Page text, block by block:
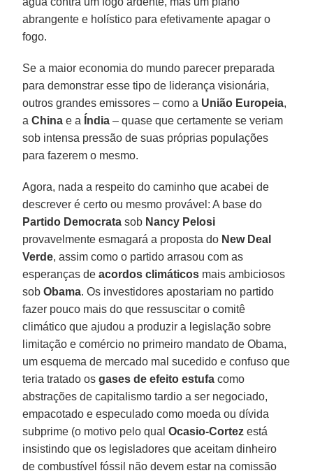
abrangente e holístico para efetivamente apagar o
fogo.
Se a maior economia do mundo parecer preparada
para demonstrar esse tipo de liderança visionária,
outros grandes emissores – como a União Europeia,
aChina e a Índia – quase que certamente se veriam
sob intensa pressão de suas próprias populações
para fazerem o mesmo.
Agora, nada a respeito do caminho que acabei de
descrever é certo ou mesmo provável: A base do
Partido Democrata sob Nancy Pelosi
provavelmente esmagará a proposta do New Deal
Verde, assim como o partido arrasou com as
esperanças deacordos climáticos mais ambiciosos
sobObama. Os investidores apostariam no partido
fazer pouco mais do que ressuscitar o comitê
climático que ajudou a produzir a legislação sobre
limitação e comércio no primeiro mandato de Obama,
um esquema de mercado mal sucedido e confuso que
teria tratado osgases de efeito estufa como
abstrações de capitalismo tardio a ser negociado,
empacotado e especulado como moeda ou dívida
subprime (o motivo pelo qualOcasio-Cortez está
insistindo que os legisladores que aceitam dinheiro
de combustível fóssil não devem estar na comissão